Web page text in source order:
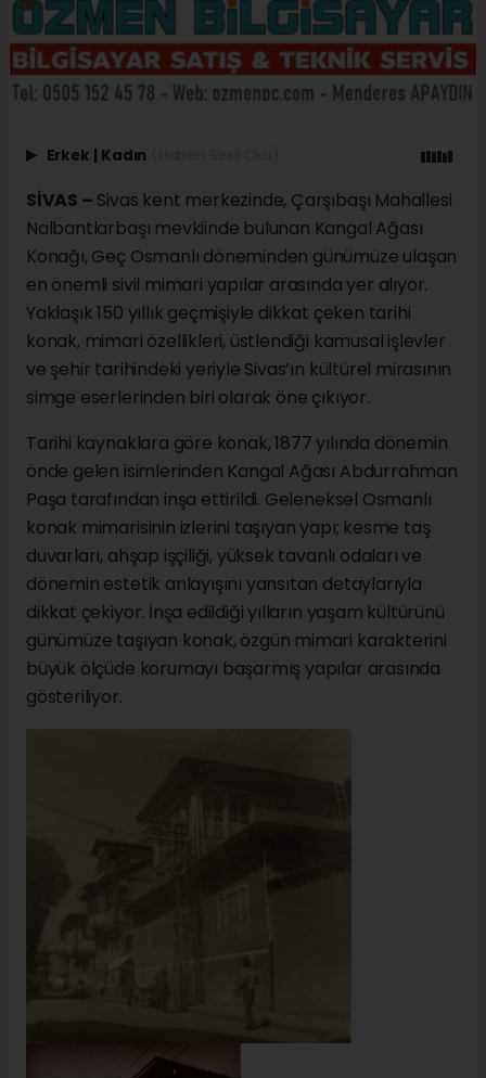
Erkek | Kadın
SİVAS – Sivas kent merkezinde, Çarşıbaşı Mahallesi
Nalbantlarbaşı mevkiinde bulunan Kangal Ağası
Konağı, Geç Osmanlı döneminden günümüze ulaşan
en önemli sivil mimari yapılar arasında yer alıyor.
Yaklaşık 150 yıllık geçmişiyle dikkat çeken tarihi
konak, mimari özellikleri, üstlendiği kamusal işlevler
ve şehir tarihindeki yeriyle Sivas’ın kültürel mirasının
simge eserlerinden biri olarak öne çıkıyor.
Tarihi kaynaklara göre konak, 1877 yılında dönemin
önde gelen isimlerinden Kangal Ağası Abdurrahman
Paşa tarafından inşa ettirildi. Geleneksel Osmanlı
konak mimarisinin izlerini taşıyan yapı; kesme taş
duvarları, ahşap işçiliği, yüksek tavanlı odaları ve
dönemin estetik anlayışını yansıtan detaylarıyla
dikkat çekiyor. İnşa edildiği yılların yaşam kültürünü
günümüze taşıyan konak, özgün mimari karakterini
büyük ölçüde korumayı başarmış yapılar arasında
gösteriliyor.